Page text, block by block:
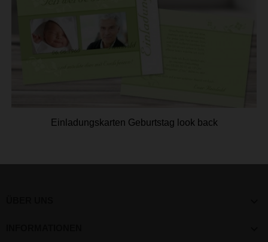
Einladungskarten Geburtstag look back